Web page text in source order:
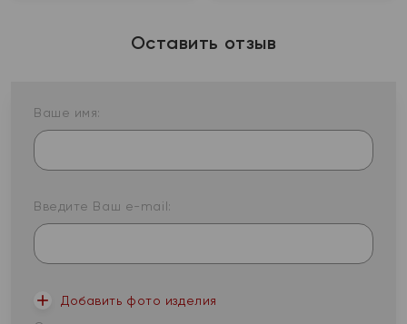
Оставить отзыв
Ваше имя:
Введите Ваш e-mail:
Добавить фото изделия